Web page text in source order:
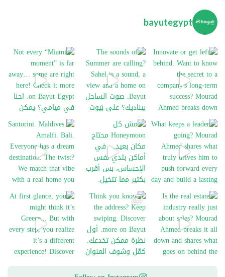
t
s
p
a
g
i
n
a
t
i
o
n
bayutegypt
The sounds of Summer
Not every “Miami moment” is far away… some
Santorini. Maldives. Amalfi. Bali. Everyone has
Think you know the
At first glance, you might think it’s Greece... Bu